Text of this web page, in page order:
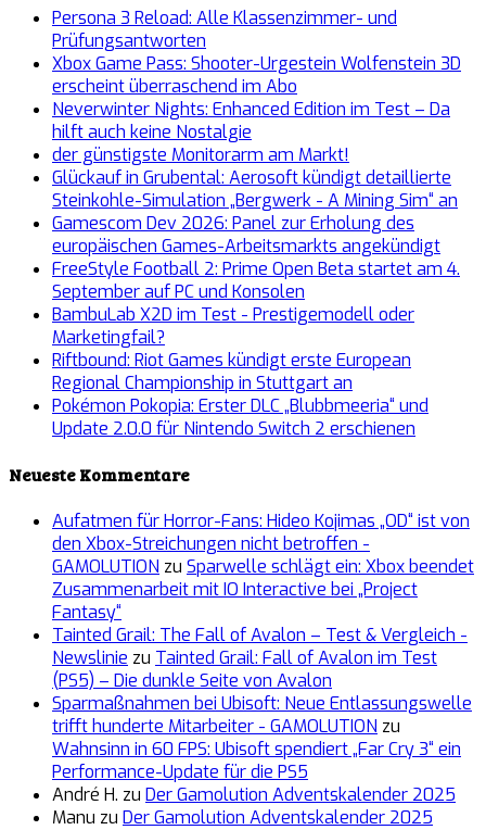
Persona 3 Reload: Alle Klassenzimmer- und
Prüfungsantworten
Xbox Game Pass: Shooter-Urgestein Wolfenstein 3D
erscheint überraschend im Abo
Neverwinter Nights: Enhanced Edition im Test – Da
hilft auch keine Nostalgie
der günstigste Monitorarm am Markt!
Glückauf in Grubental: Aerosoft kündigt detaillierte
Steinkohle-Simulation „Bergwerk - A Mining Sim“ an
Gamescom Dev 2026: Panel zur Erholung des
europäischen Games-Arbeitsmarkts angekündigt
FreeStyle Football 2: Prime Open Beta startet am 4.
September auf PC und Konsolen
BambuLab X2D im Test - Prestigemodell oder
Marketingfail?
Riftbound: Riot Games kündigt erste European
Regional Championship in Stuttgart an
Pokémon Pokopia: Erster DLC „Blubbmeeria“ und
Update 2.0.0 für Nintendo Switch 2 erschienen
Neueste Kommentare
Aufatmen für Horror-Fans: Hideo Kojimas „OD“ ist von
den Xbox-Streichungen nicht betroffen -
GAMOLUTION zu Sparwelle schlägt ein: Xbox beendet
Zusammenarbeit mit IO Interactive bei „Project
Fantasy“
Tainted Grail: The Fall of Avalon – Test & Vergleich -
Newslinie zu Tainted Grail: Fall of Avalon im Test
(PS5) – Die dunkle Seite von Avalon
Sparmaßnahmen bei Ubisoft: Neue Entlassungswelle
trifft hunderte Mitarbeiter - GAMOLUTION zu
Wahnsinn in 60 FPS: Ubisoft spendiert „Far Cry 3“ ein
Performance-Update für die PS5
André H. zu Der Gamolution Adventskalender 2025
Manu zu Der Gamolution Adventskalender 2025